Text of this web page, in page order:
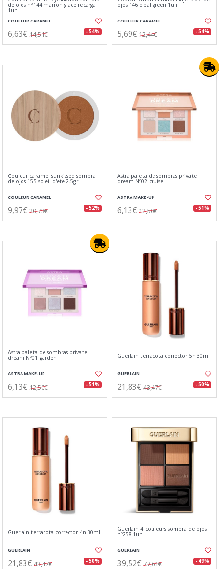
de ojos nº144 marron glace recarga
1un
COULEUR CARAMEL
6,63€ 14,51€ - 54%
ojos 146 opal green 1un
COULEUR CARAMEL
5,69€ 12,44€ - 54%
Couleur caramel sunkissed sombra
de ojos 155 soleil d'ete 2.5gr
COULEUR CARAMEL
9,97€ 20,73€ - 52%
Astra paleta de sombras private
dream Nº02 cruise
ASTRA MAKE-UP
6,13€ 12,50€ - 51%
Astra paleta de sombras private
dream Nº01 garden
ASTRA MAKE-UP
6,13€ 12,50€ - 51%
Guerlain terracota corrector 5n 30ml
GUERLAIN
21,83€ 43,47€ - 50%
Guerlain terracota corrector 4n 30ml
GUERLAIN
21,83€ 43,47€ - 50%
Guerlain 4 couleurs sombra de ojos
nº258 1un
GUERLAIN
39,52€ 77,61€ - 49%